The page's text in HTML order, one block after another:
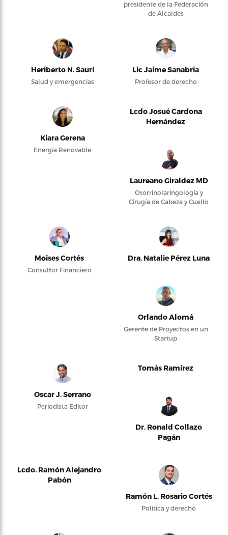
presidente de la Federación
de Alcaldes
Heriberto N. Saurí
Salud y emergencias
Lic Jaime Sanabria
Profesor de derecho
Kiara Gerena
Energía Renovable
Lcdo Josué Cardona
Hernández
Laureano Giraldez MD
Otorrinolaringología y
Cirugía de Cabeza y Cuello
Moises Cortés
Consultor Financiero
Dra. Natalie Pérez Luna
Orlando Alomá
Gerente de Proyectos en un
Startup
Oscar J. Serrano
Periodista Editor
Tomás Ramírez
Dr. Ronald Collazo
Pagán
Lcdo. Ramón Alejandro
Pabón
Ramón L. Rosario Cortés
Política y derecho